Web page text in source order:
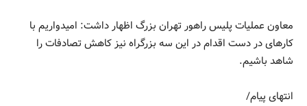
معاون عملیات پلیس راهور تهران بزرگ اظهار داشت: امیدواریم با
کارهای در دست اقدام در این سه بزرگراه نیز کاهش تصادفات را
شاهد باشیم.
انتهای پیام/